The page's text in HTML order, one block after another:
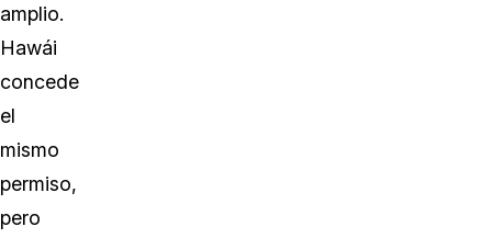
amplio.
Hawái
concede
el
mismo
permiso,
pero